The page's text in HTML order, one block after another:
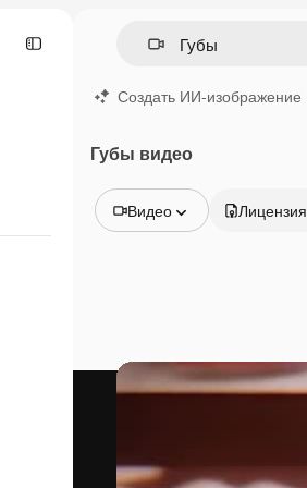
Создать ИИ-изображение
Губы видео
Видео
Видео
Видеоролик
3D-модели
Шрифты
Лицензия